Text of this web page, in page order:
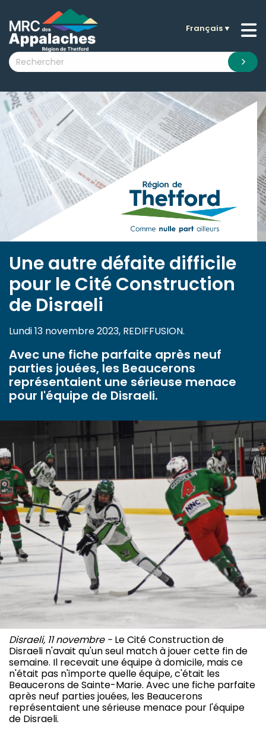
submenu (La MRC )
submenu (Citoyens )
submenu (Visiteurs )
submenu (Nouvelles )
submenu (Documentation )
Français▼
Une autre défaite difficile
pour le Cité Construction
de Disraeli
Lundi 13 novembre 2023, REDIFFUSION.
Avec une fiche parfaite après neuf
parties jouées, les Beaucerons
représentaient une sérieuse menace
pour l'équipe de Disraeli.
Disraeli, 11 novembre - Le Cité Construction de
Disraeli n'avait qu'un seul match à jouer cette fin de
semaine. Il recevait une équipe à domicile, mais ce
n'était pas n'importe quelle équipe, c'était les
Beaucerons de Sainte-Marie. Avec une fiche parfaite
après neuf parties jouées, les Beaucerons
représentaient une sérieuse menace pour l'équipe
de Disraeli.